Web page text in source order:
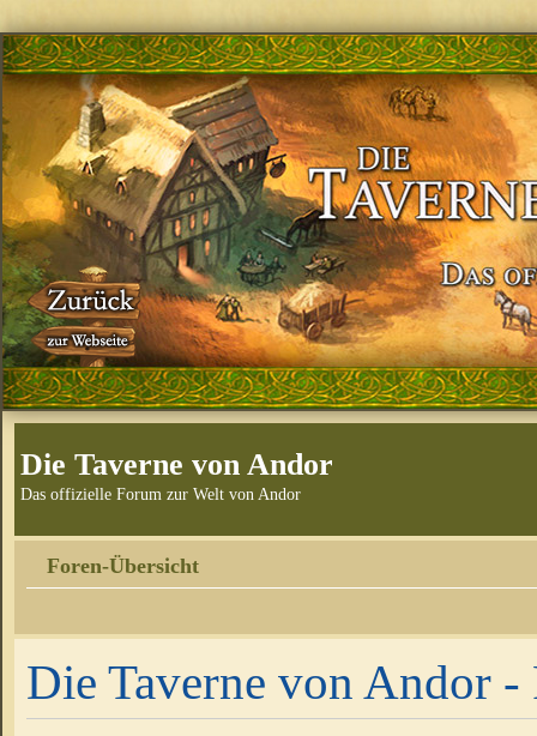
Die Taverne von Andor
Das offizielle Forum zur Welt von Andor
Foren-Übersicht
Die Taverne von Andor -